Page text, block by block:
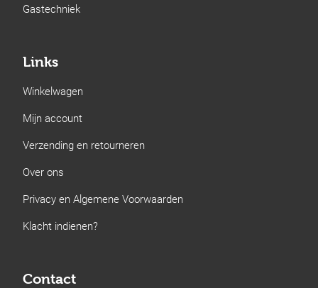
Gastechniek
Links
Winkelwagen
Mijn account
Verzending en retourneren
Over ons
Privacy en Algemene Voorwaarden
Klacht indienen?
Contact